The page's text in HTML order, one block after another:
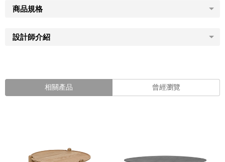
商品規格
設計師介紹
相關產品 曾經瀏覽